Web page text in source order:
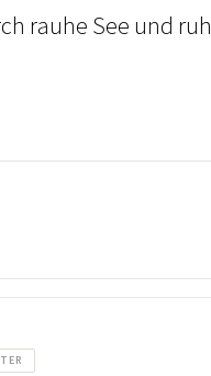
rauhe See und